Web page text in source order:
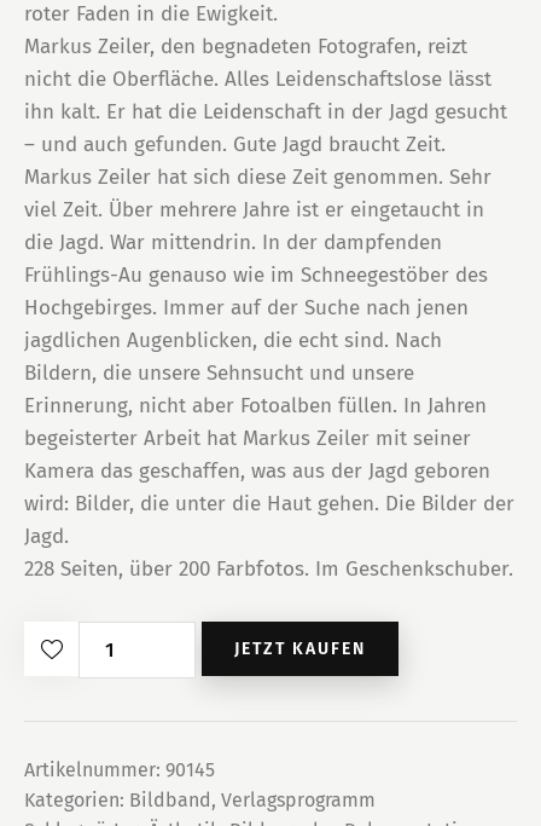
roter Faden in die Ewigkeit.
Markus Zeiler, den begnadeten Fotografen, reizt
nicht die Oberfläche. Alles Leidenschaftslose lässt
ihn kalt. Er hat die Leidenschaft in der Jagd gesucht
– und auch gefunden. Gute Jagd braucht Zeit.
Markus Zeiler hat sich diese Zeit genommen. Sehr
viel Zeit. Über mehrere Jahre ist er eingetaucht in
die Jagd. War mittendrin. In der dampfenden
Frühlings-Au genauso wie im Schneegestöber des
Hochgebirges. Immer auf der Suche nach jenen
jagdlichen Augenblicken, die echt sind. Nach
Bildern, die unsere Sehnsucht und unsere
Erinnerung, nicht aber Fotoalben füllen. In Jahren
begeisterter Arbeit hat Markus Zeiler mit seiner
Kamera das geschaffen, was aus der Jagd geboren
wird: Bilder, die unter die Haut gehen. Die Bilder der
Jagd.
228 Seiten, über 200 Farbfotos. Im Geschenkschuber.
Schweiß
–
Jagd
Menge
JETZT KAUFEN
Artikelnummer: 90145
Kategorien: Bildband , Verlagsprogramm